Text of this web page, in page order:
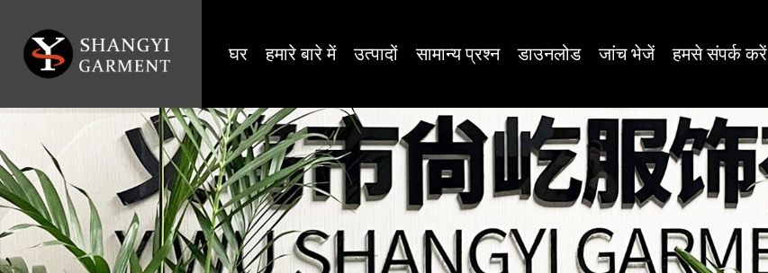
घर हमारे बारे में उत्पादों सामान्य प्रश्न डाउनलोड जांच भेजें हमसे संपर्क करें